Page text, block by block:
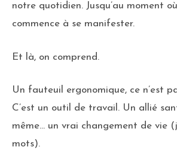
notre quotidien. Jusqu’au moment
commence à se manifester.
Et là, on comprend.
Un fauteuil ergonomique, ce n’est
C’est un outil de travail. Un allié
même… un vrai changement de vie
mots).